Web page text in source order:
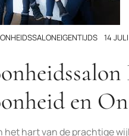
14
en
het hart van de prachtige